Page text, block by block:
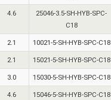
4.6
25046-3.5-SH-HYB-SPC-
C18
2.1 10021-5-SH-HYB-SPC-C18
2.1 15021-5-SH-HYB-SPC-C18
3.0 15030-5-SH-HYB-SPC-C18
4.6 15046-5-SH-HYB-SPC-C18